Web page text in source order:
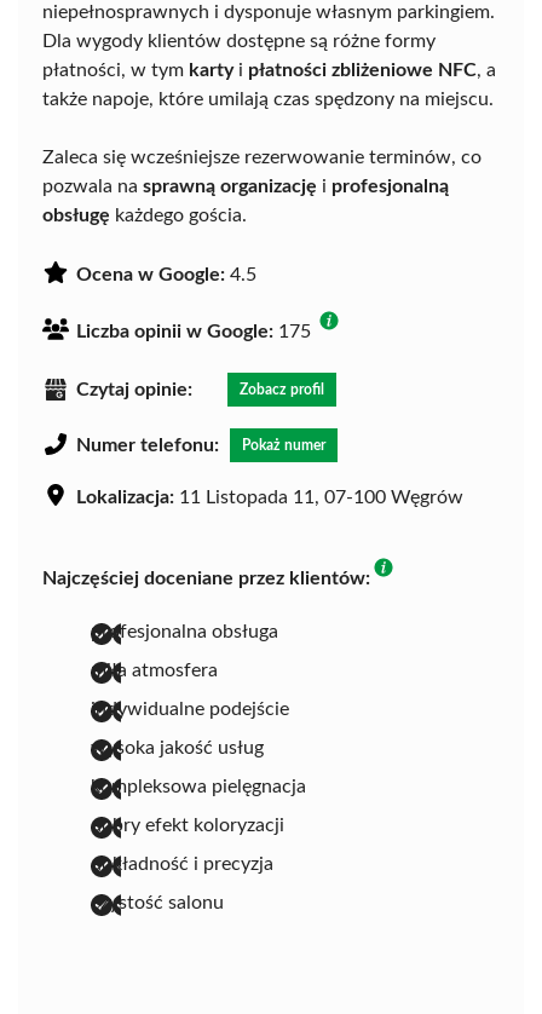
niepełnosprawnych i dysponuje własnym parkingiem.
Dla wygody klientów dostępne są różne formy
płatności, w tym kartyi płatności zbliżeniowe NFC, a
także napoje, które umilają czas spędzony na miejscu.
Zaleca się wcześniejsze rezerwowanie terminów, co
pozwala na sprawną organizację i profesjonalną
obsługę każdego gościa.
Ocena w Google: 4.5
Liczba opinii w Google: 175
Czytaj opinie: Zobacz profil
Numer telefonu: Pokaż numer
Lokalizacja: 11 Listopada 11, 07-100 Węgrów
Najczęściej doceniane przez klientów:
profesjonalna obsługa
miła atmosfera
indywidualne podejście
wysoka jakość usług
kompleksowa pielęgnacja
dobry efekt koloryzacji
dokładność i precyzja
czystość salonu